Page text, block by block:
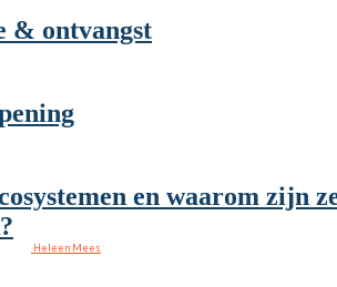
& ontvangst
en waarom zijn
Heleen Mees